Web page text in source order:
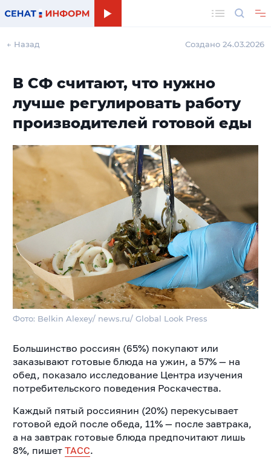
← Назад Создано 24.03.2026
В СФ считают, что нужно
лучше регулировать работу
производителей готовой еды
Фото: Belkin Alexey/ news.ru/ Global Look Press
Большинство россиян (65%) покупают или
заказывают готовые блюда на ужин, а 57% — на
обед, показало исследование Центра изучения
потребительского поведения Роскачества.
Каждый пятый россиянин (20%) перекусывает
готовой едой после обеда, 11% — после завтрака,
а на завтрак готовые блюда предпочитают лишь
8%, пишет ТАСС.